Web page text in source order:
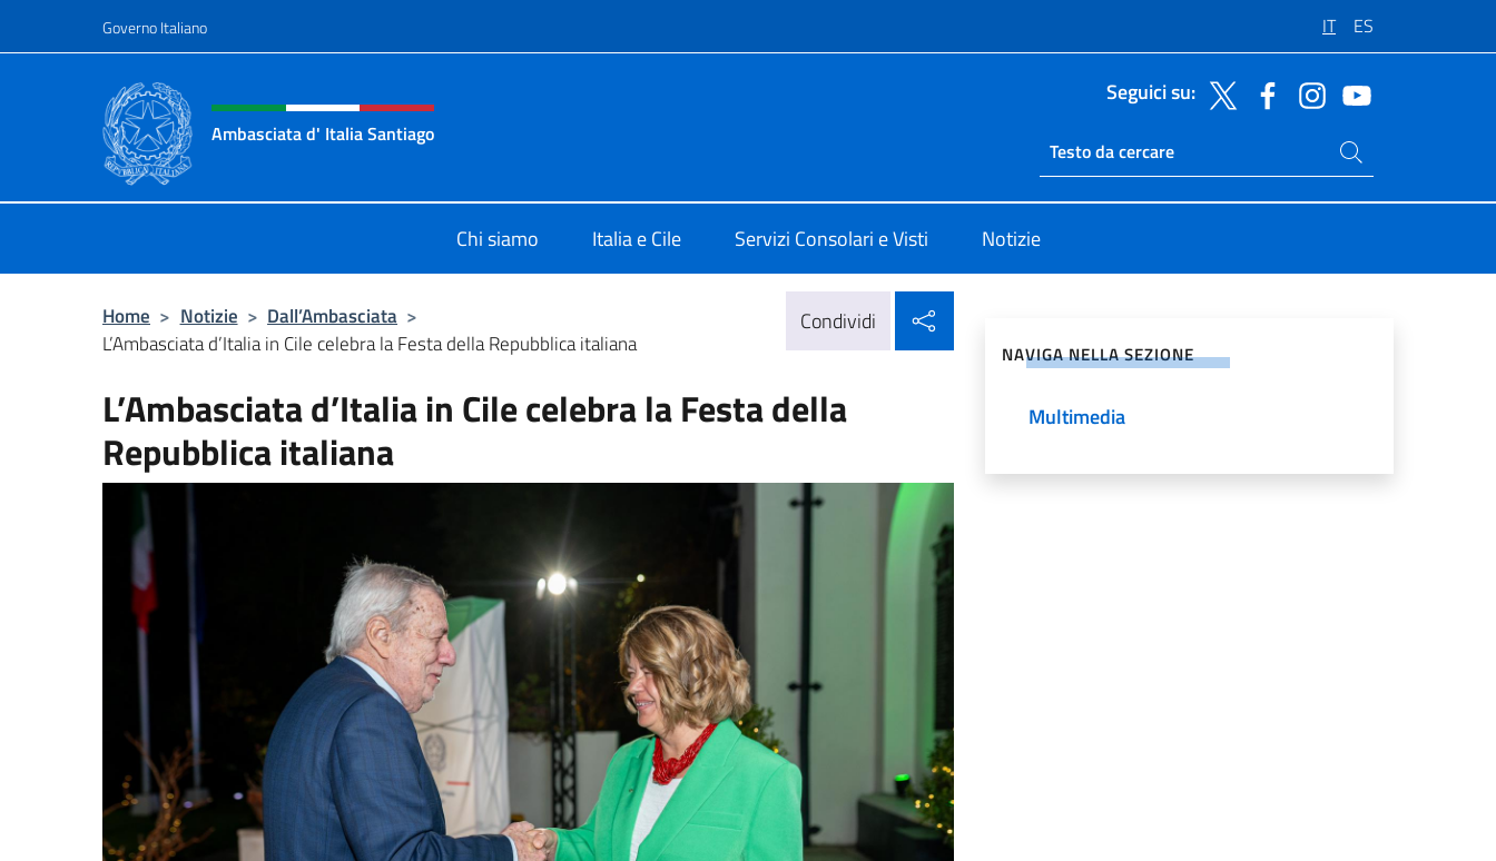
Governo Italiano IT ES
Intestazione sito, social e menù
Ambasciata d' Italia Santiago
Seguici su:
Ricerca sito live
Cerca nel sito
Chi siamo Italia e Cile Servizi Consolari e Visti Notizie
Home > Notizie > Dall’Ambasciata >
L’Ambasciata d’Italia in Cile celebra la Festa della Repubblica italiana
Condividi
L’Ambasciata d’Italia in Cile celebra la Festa della
Repubblica italiana
NAVIGA NELLA SEZIONE
Multimedia